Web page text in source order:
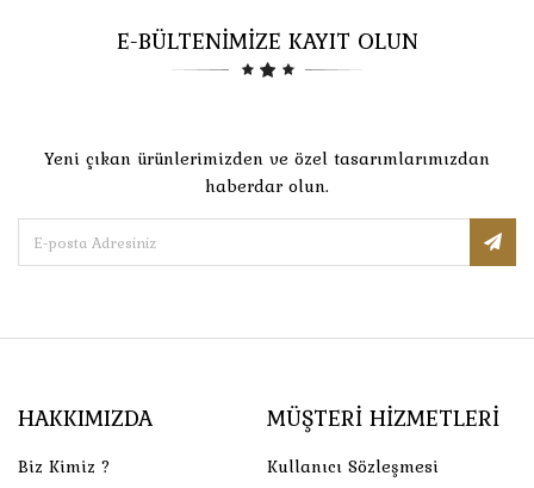
E-BÜLTENİMİZE KAYIT OLUN
Yeni çıkan ürünlerimizden ve özel tasarımlarımızdan
haberdar olun.
HAKKIMIZDA
Biz Kimiz ?
MÜŞTERI HIZMETLERI
Kullanıcı Sözleşmesi